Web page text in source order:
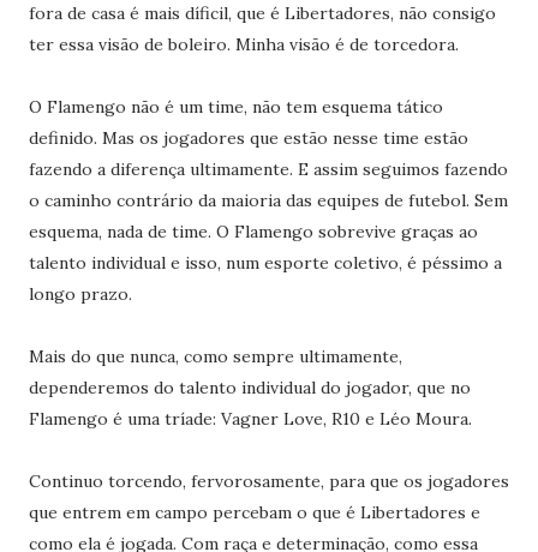
fora de casa é mais díficil, que é Libertadores, não consigo
ter essa visão de boleiro. Minha visão é de torcedora.
O Flamengo não é um time, não tem esquema tático
definido. Mas os jogadores que estão nesse time estão
fazendo a diferença ultimamente. E assim seguimos fazendo
o caminho contrário da maioria das equipes de futebol. Sem
esquema, nada de time. O Flamengo sobrevive graças ao
talento individual e isso, num esporte coletivo, é péssimo a
longo prazo.
Mais do que nunca, como sempre ultimamente,
dependeremos do talento individual do jogador, que no
Flamengo é uma tríade: Vagner Love, R10 e Léo Moura.
Continuo torcendo, fervorosamente, para que os jogadores
que entrem em campo percebam o que é Libertadores e
como ela é jogada. Com raça e determinação, como essa